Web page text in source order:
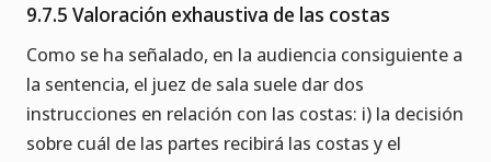
9.7.5 Valoración exhaustiva de las costas
Como se ha señalado, en la audiencia consiguiente a
la sentencia, el juez de sala suele dar dos
instrucciones en relación con las costas: i) la decisión
sobre cuál de las partes recibirá las costas y el